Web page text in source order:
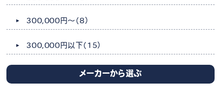
300,000円～ （8）
300,000円以下 （15）
メーカーから選ぶ